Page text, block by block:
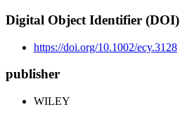
Digital Object Identifier (DOI)
https://doi.org/10.1002/ecy.3128
publisher
WILEY